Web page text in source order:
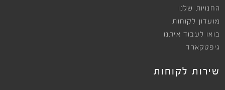
החנויות שלנו
מועדון לקוחות
בואו לעבוד איתנו
גיפטקארד
שירות לקוחות